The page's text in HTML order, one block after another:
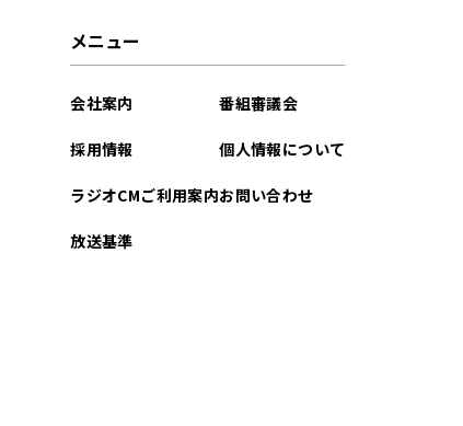
2026年03月
2026年02月
メニュー
会社案内
採用情報
ラジオCMご利用案内
放送基準
番組審議会
個人情報について
お問い合わせ